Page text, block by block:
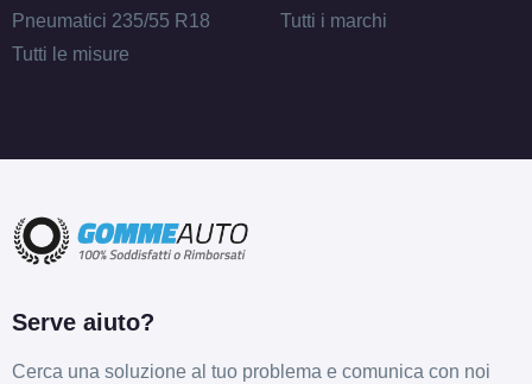
Pneumatici 235/55 R18
Tutti le misure
Tutti i marchi
Serve aiuto?
Cerca una soluzione al tuo problema e comunica con noi